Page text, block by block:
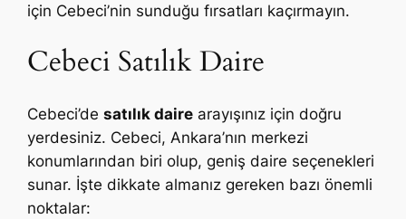
için Cebeci’nin sunduğu fırsatları kaçırmayın.
Cebeci Satılık Daire
Cebeci’desatılık daire arayışınız için doğru
yerdesiniz. Cebeci, Ankara’nın merkezi
konumlarından biri olup, geniş daire seçenekleri
sunar. İşte dikkate almanız gereken bazı önemli
noktalar: